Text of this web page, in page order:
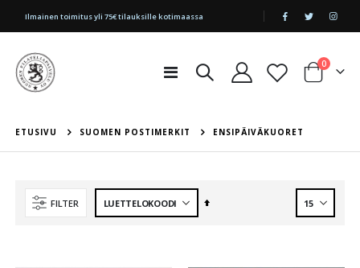
|
Ilmainen toimitus yli 75€ tilauksille kotimaassa
Toggle
Cart
0tuotetta
ETUSIVU SUOMEN POSTIMERKIT ENSIPÄIVÄKUORET
FILTER
Aseta